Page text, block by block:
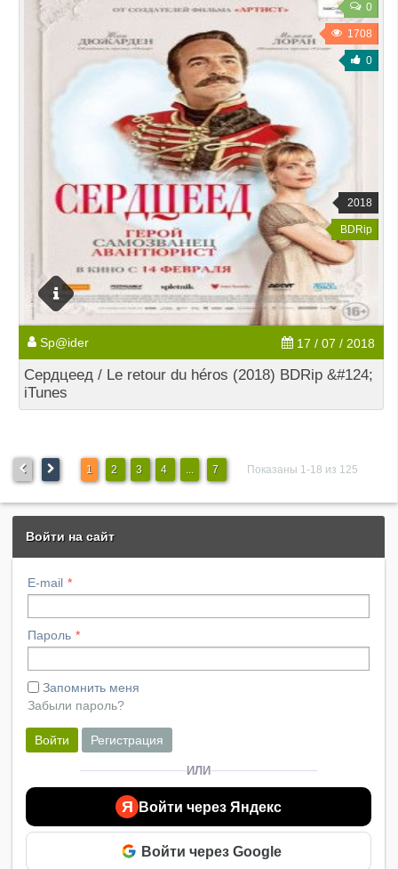
0
1708
0
2018
BDRip
Sp@ider 17 / 07 / 2018
Сердцеед / Le retour du héros (2018) BDRip &#124;
iTunes
1 2 3 4 ... 7 Показаны 1-18 из 125
Войти на сайт
E-mail
Пароль
Запомнить меня
Забыли пароль?
Войти Регистрация
ИЛИ
Я Войти через Яндекс
Войти через Google